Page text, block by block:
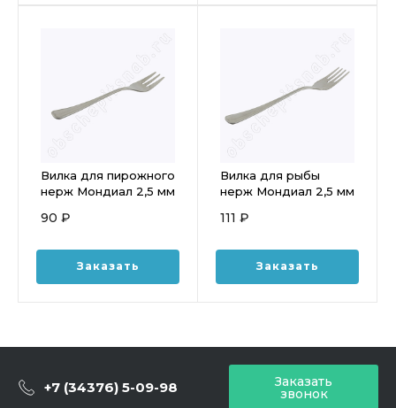
Вилка для пирожного
нерж Мондиал 2,5 мм
90 ₽
Заказать
Вилка для рыбы
нерж Мондиал 2,5 мм
111 ₽
Заказать
+7 (34376) 5-09-98 Заказать
звонок